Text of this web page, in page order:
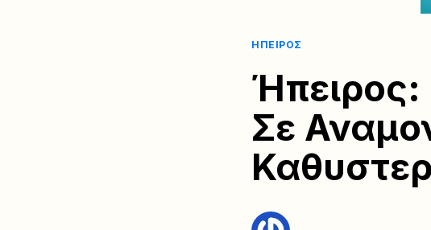
ΉΠΕΙΡΟΣ
Ήπειρος:
Σε